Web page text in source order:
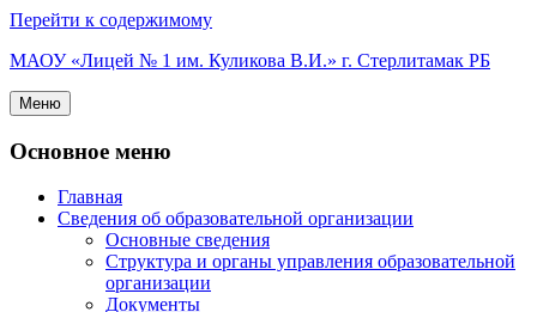
Перейти к содержимому
МАОУ «Лицей № 1 им. Куликова В.И.» г. Стерлитамак РБ
Меню
Основное меню
Главная
Сведения об образовательной организации
Основные сведения
Структура и органы управления образовательной
организации
Документы